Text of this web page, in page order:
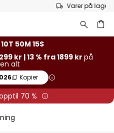
50M 15S
kr | 13 % fra 1899 krpå
alt
Kopier
70 %